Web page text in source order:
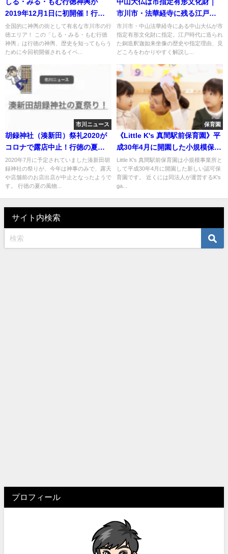
2019年12月1日に初開催！行徳
文化ホールI&I！
全国的に神輿の街として有名な市川市の行
徳エリア！ この「しる・みる・もむ行徳
神輿」は行徳の神輿、歴史を知ってもらう
ために今回初開催されるイベ...
市川市・法華経寺に残る江戸時
代最大級の銅造大仏
市川市・中山法華経寺にある中山大仏が市
指定有形文化財に指定。江戸時代に造られ
た銅造釈迦如来坐像の歴史や指定理由、見
どころをわかりやすく解説し...
市川ニュース
胡録神社（湊新田）祭礼2020が
コロナで露店中止！行徳の夏の
風物詩が…
2020年7月に予定されていました湊新田胡
録神社の祭りが、今年は神事のみで、露天
や店舗前のお店出店が中止となったようで
す。 行徳の夏の風物...
保育園
《Little K's 真間駅前保育園》平
成30年4月に開園した小規模保育
事業所！市川市。
Little K's 真間駅前保育園は小規模事業所と
して平成30年4月に開園した新しい認可保
育園です。 近くには同法人が運営するK's
ga...
サイト内検索
プロフィール